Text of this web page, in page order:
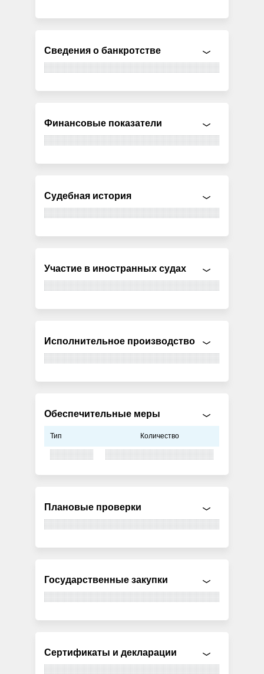
Сведения о банкротстве
Финансовые показатели
Судебная история
Участие в иностранных судах
Исполнительное производство
Обеспечительные меры
Тип Количество
Плановые проверки
Государственные закупки
Сертификаты и декларации